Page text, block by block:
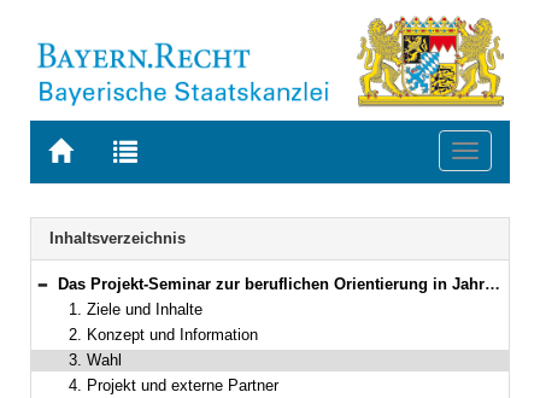
Zur
BAYERN.RECHT
Zur
letzten
Suche
Toggle
Navigation
Inhaltsverzeichnis
Bereich reduzieren
Das Projekt-Seminar zur beruflichen Orientierung in Jahrgangsstufe 11 des neunjährigen Gymnasiums
1. Ziele und Inhalte
2. Konzept und Information
3. Wahl
4. Projekt und externe Partner